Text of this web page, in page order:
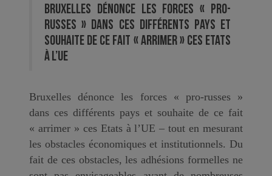
Bruxelles dénonce les forces « pro-
russes » dans ces différents pays et
souhaite de ce fait « arrimer » ces Etats
à l’UE
Bruxelles dénonce les forces « pro-russes »
dans ces différents pays et souhaite de ce fait
« arrimer » ces Etats à l’UE – tout en mesurant
les obstacles économiques et institutionnels. Du
fait de ces obstacles, les adhésions formelles ne